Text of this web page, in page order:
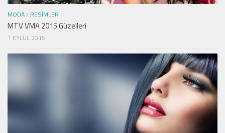
MODA/ RESIMLER
MTV VMA 2015 Güzelleri
1 EYLÜL 2015